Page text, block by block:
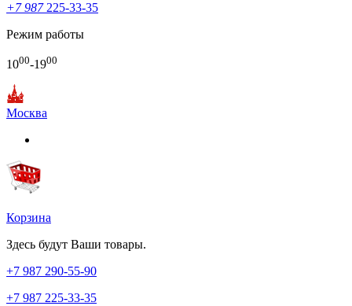
+7 987225-33-35
Режим работы
1000-1900
Москва
Корзина
Здесь будут Ваши товары.
+7 987 290-55-90
+7 987 225-33-35